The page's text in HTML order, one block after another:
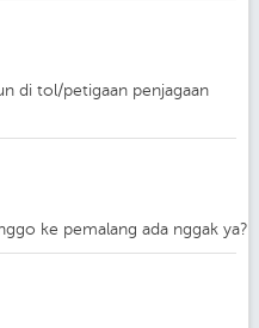
di tol/petigaan penjagaan
ke pemalang ada nggak ya?